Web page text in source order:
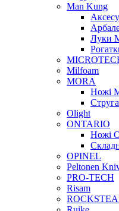
Man Kung
Луки
Milfoam
MORA
Ножі
Olight
ONTARIO
Ножі
OPINEL
Peltonen
PRO-TECH
Risam